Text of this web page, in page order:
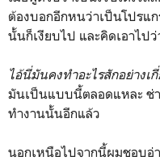
ต้องบอกอีกหนว่าเป็นโปรแ
นั้นก็เงียบไป และคิดเอาไปว่
ไอ้นี่มันคงทำอะไรสักอย่างเ
มันเป็นแบบนี้ตลอดแหละ ช่
ทำงานนั้นอีกแล้ว
นอกเหนือไปจากนี้ผมชอบอ่